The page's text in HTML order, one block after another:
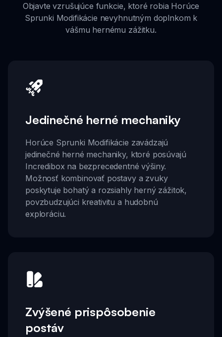
Objavte vzrušujúce funkcie, ktoré robia Horúce
Sprunki Modifikácie nevyhnutným doplnkom k
vášmu hernému zážitku.
Jedinečné herné mechaniky
Horúce Sprunki Modifikácie zavádzajú
jedinečné herné mechaniky, ktoré posúvajú
Incredibox na bezprecedentné výšiny.
Možnosť kombinovať postavy a zvuky
poskytuje bohatý a rozsiahly herný zážitok,
povzbudzujúci kreativitu a hudobnú
exploráciu.
Zvýšené prispôsobenie
postáv